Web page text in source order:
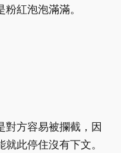
紅泡泡滿滿。
對方容易被攔截，因
此停住沒有下文。